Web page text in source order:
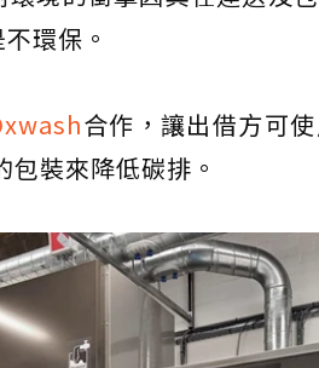
環保。
合作，讓出借方可
裝來降低碳排。